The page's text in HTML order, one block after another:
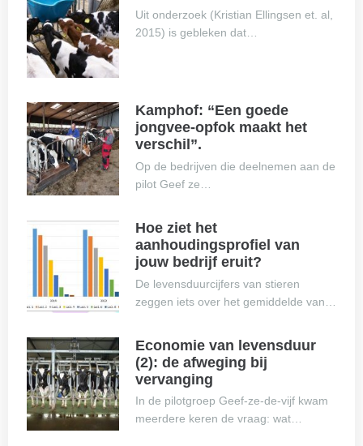
Uit onderzoek (Kristian Ellingsen et. al,
2015) is gebleken dat…
Kamphof: “Een goede
jongvee-opfok maakt het
verschil”.
Op de bedrijven die deelnemen aan de
pilot Geef ze…
Hoe ziet het
aanhoudingsprofiel van
jouw bedrijf eruit?
De levensduurcijfers van stieren
zeggen iets over het gemiddelde van…
Economie van levensduur
(2): de afweging bij
vervanging
In de pilotgroep Geef-ze-de-vijf kwam
meerdere keren de vraag: wat…